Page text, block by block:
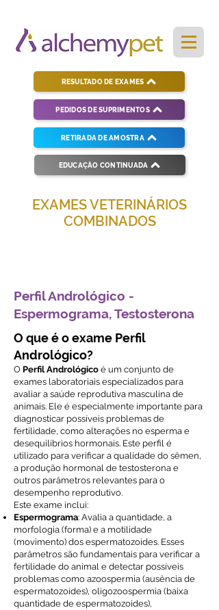
PEDIDOS DE SUPRIMENTOS
RESULTADO DE EXAMES
RETIRADA DE AMOSTRA
EDUCAÇÃO CONTINUADA
EXAMES VETERINÁRIOS
COMBINADOS
Perfil Andrológico -
Espermograma, Testosterona
O que é o exame Perfil
Andrológico?
O Perfil Andrológico é um conjunto de
exames laboratoriais especializados para
avaliar a saúde reprodutiva masculina de
animais. Ele é especialmente importante para
diagnosticar possíveis problemas de
fertilidade, como alterações no esperma e
desequilíbrios hormonais. Este perfil é
utilizado para verificar a qualidade do sêmen,
a produção hormonal de testosterona e
outros parâmetros relevantes para o
desempenho reprodutivo.
Este exame inclui:
Espermograma: Avalia a quantidade, a
morfologia (forma) e a motilidade
(movimento) dos espermatozoides. Esses
parâmetros são fundamentais para verificar a
fertilidade do animal e detectar possíveis
problemas como azoospermia (ausência de
espermatozoides), oligozoospermia (baixa
quantidade de espermatozoides),